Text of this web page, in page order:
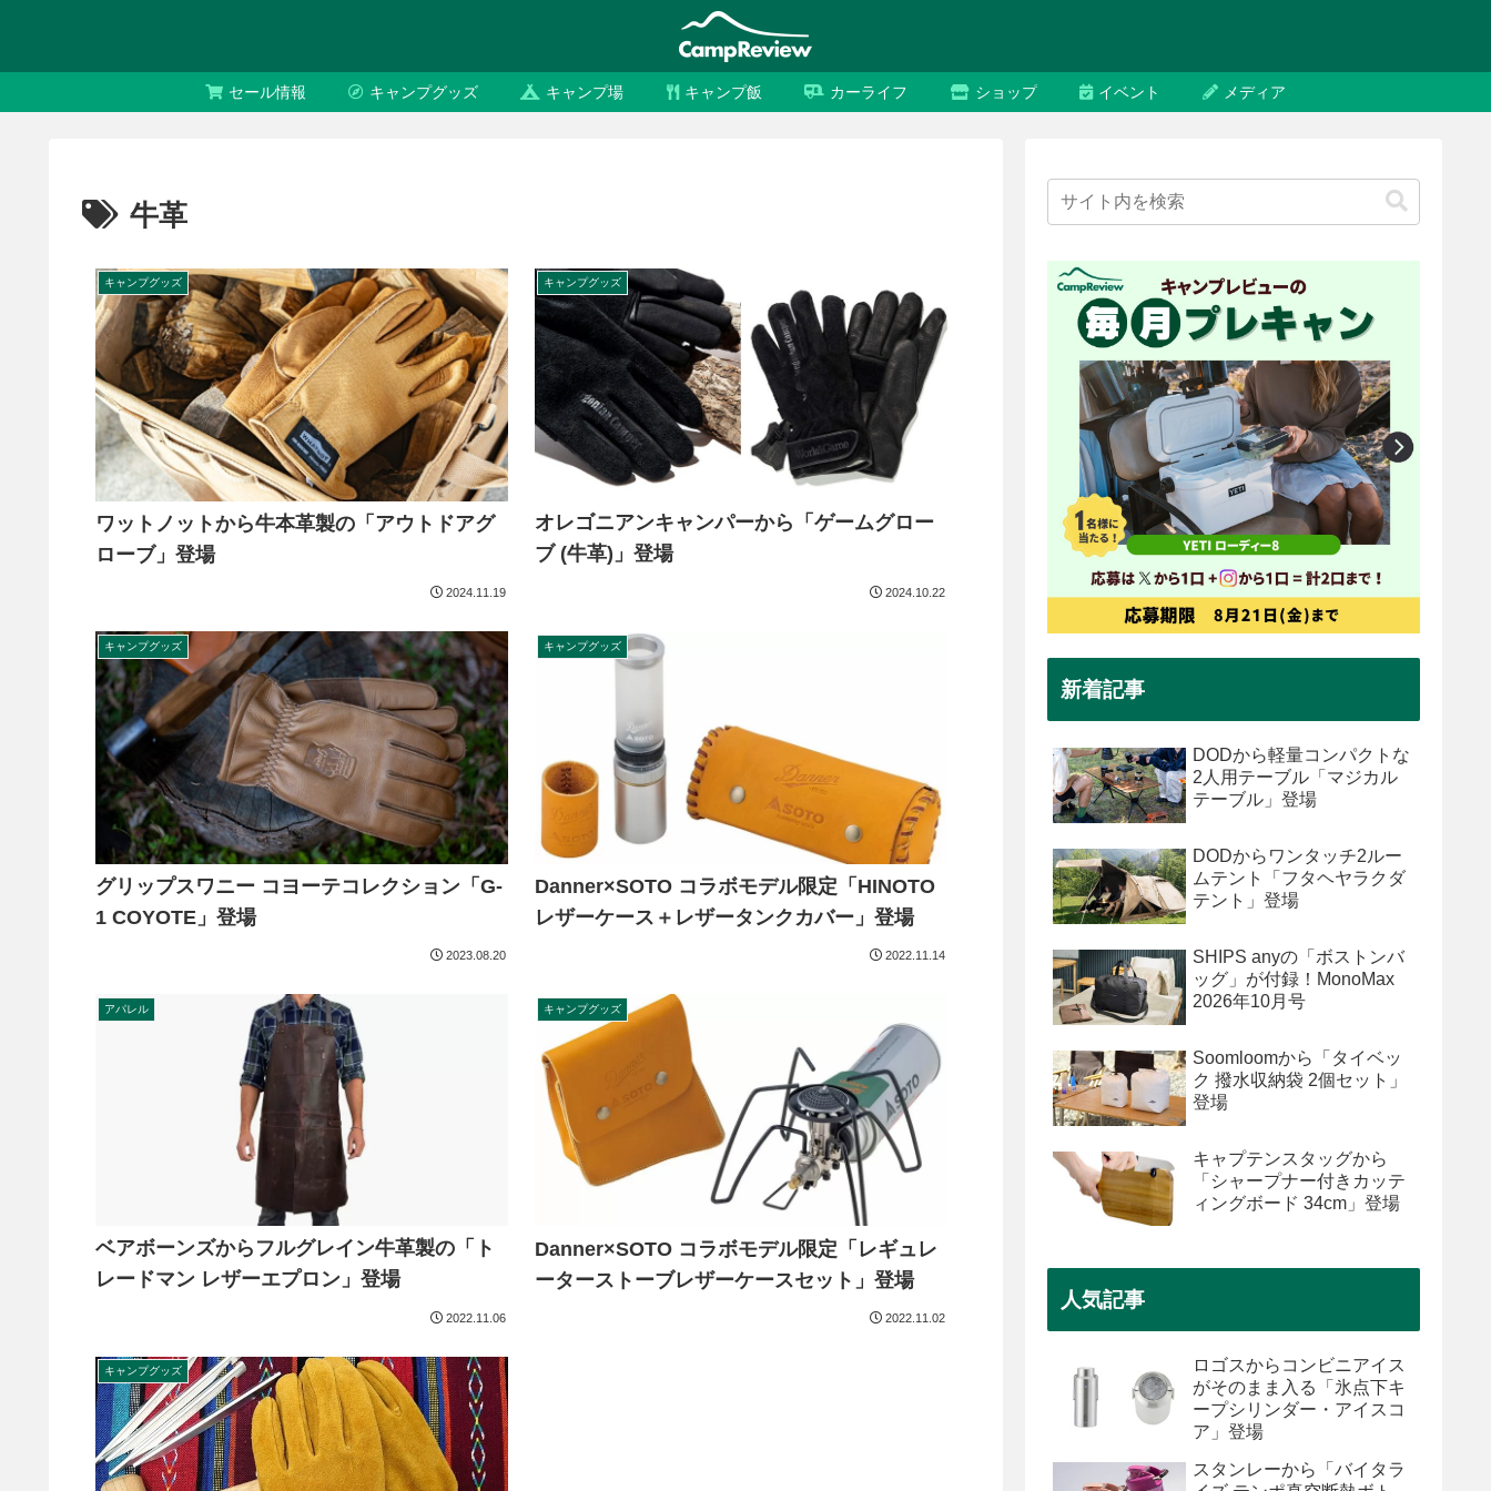
セール情報 キャンプグッズ キャンプ場 キャンプ飯 カーライフ ショップ イベント メディア
牛革
キャンプグッズ
ワットノットから牛本革製の「アウトドアグ
ローブ」登場
2024.11.19
キャンプグッズ
オレゴニアンキャンパーから「ゲームグロー
ブ (牛革)」登場
2024.10.22
キャンプグッズ
グリップスワニー コヨーテコレクション「G-
1 COYOTE」登場
2023.08.20
キャンプグッズ
Danner×SOTO コラボモデル限定「HINOTO
レザーケース＋レザータンクカバー」登場
2022.11.14
アパレル
ベアボーンズからフルグレイン牛革製の「ト
レードマン レザーエプロン」登場
2022.11.06
キャンプグッズ
Danner×SOTO コラボモデル限定「レギュレ
ーターストーブレザーケースセット」登場
2022.11.02
キャンプグッズ
新着記事
DODから軽量コンパクトな
2人用テーブル「マジカル
テーブル」登場
DODからワンタッチ2ルー
ムテント「フタヘヤラクダ
テント」登場
SHIPS anyの「ボストンバ
ッグ」が付録！MonoMax
2026年10月号
Soomloomから「タイベッ
ク 撥水収納袋 2個セット」
登場
キャプテンスタッグから
「シャープナー付きカッテ
ィングボード 34cm」登場
人気記事
ロゴスからコンビニアイス
がそのまま入る「氷点下キ
ープシリンダー・アイスコ
ア」登場
スタンレーから「バイタラ